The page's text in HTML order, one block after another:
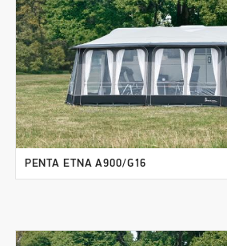
PENTA ETNA A900/G16